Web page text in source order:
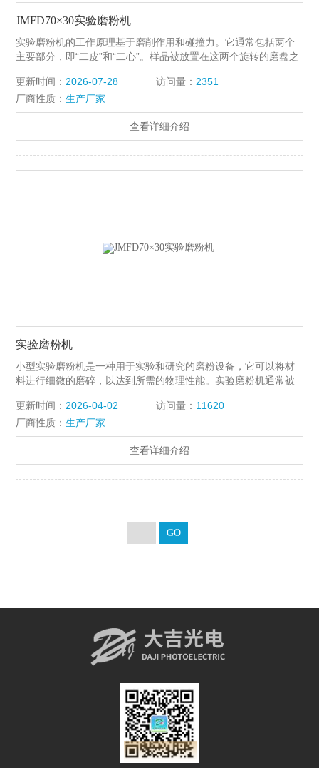
JMFD70×30实验磨粉机
实验磨粉机的工作原理基于磨削作用和碰撞力。它通常包括两个
主要部分，即“二皮”和“二心”。样品被放置在这两个旋转的磨盘之
颗粒。通过调整旋转速度和磨盘之间的距离，可以实现对样品粒
度和性质的精确控制。
更新时间： 2026-07-28 访问量： 2351
厂商性质：生产厂家
查看详细介绍
实验磨粉机
小型实验磨粉机是一种用于实验和研究的磨粉设备，它可以将材
料进行细微的磨碎，以达到所需的物理性能。实验磨粉机通常被
化工和冶金制品等行业的实验。
更新时间： 2026-04-02 访问量： 11620
厂商性质：生产厂家
查看详细介绍